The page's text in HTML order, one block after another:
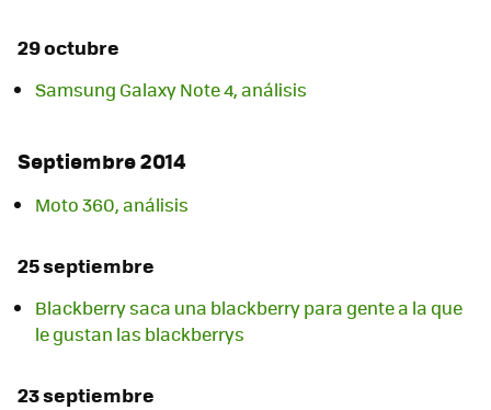
29 octubre
Samsung Galaxy Note 4, análisis
Septiembre 2014
Moto 360, análisis
25 septiembre
Blackberry saca una blackberry para gente a la que
le gustan las blackberrys
23 septiembre